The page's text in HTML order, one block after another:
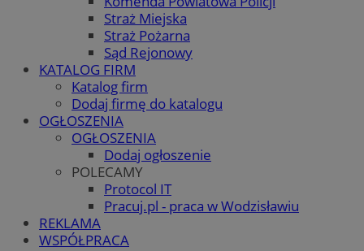
Straż Miejska
Straż Pożarna
Sąd Rejonowy
KATALOG FIRM
Katalog firm
Dodaj firmę do katalogu
OGŁOSZENIA
OGŁOSZENIA
Dodaj ogłoszenie
POLECAMY
Protocol IT
Pracuj.pl - praca w Wodzisławiu
REKLAMA
WSPÓŁPRACA